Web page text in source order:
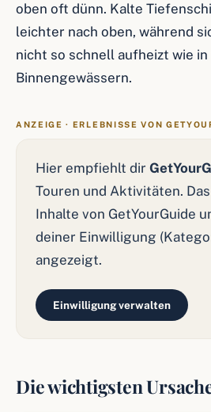
oben oft dünn. Kalte
leichter nach oben, während
nicht so schnell aufheizt wie
Binnengewässern.
ANZEIGE · ERLEBNISSE VON
Hier empfiehlt dir
Touren und Aktivitäten.
Inhalte von GetYourGuide
deiner Einwilligung
angezeigt.
Einwilligung verwalten
Die wichtigsten